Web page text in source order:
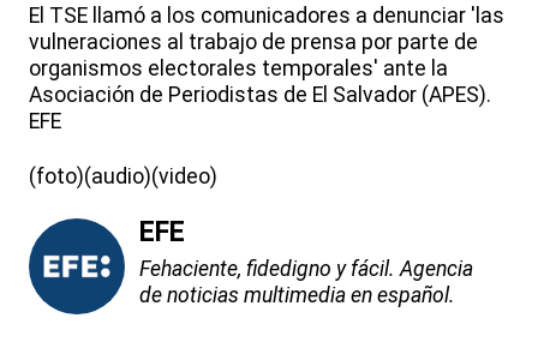
El TSE llamó a los comunicadores a denunciar 'las
vulneraciones al trabajo de prensa por parte de
organismos electorales temporales' ante la
Asociación de Periodistas de El Salvador (APES).
EFE
(foto)(audio)(video)
EFE
Fehaciente, fidedigno y fácil. Agencia
de noticias multimedia en español.